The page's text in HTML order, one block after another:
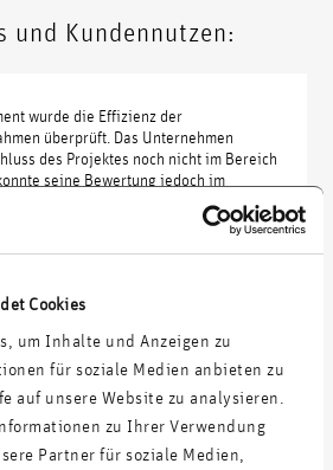
Cookies
um Inhalte und Anzeigen zu
für soziale Medien anbieten zu
auf unsere Website zu analysieren.
zu Ihrer Verwendung
Partner für soziale Medien,
und Kundennutzen:
wurde die Effizienz der
überprüft. Das Unternehmen
des Projektes noch nicht im Bereich
seine Bewertung jedoch im
Assessment um plus 15 Prozent
Kundenprojekte:
E-Commerce-Unit für FMCG